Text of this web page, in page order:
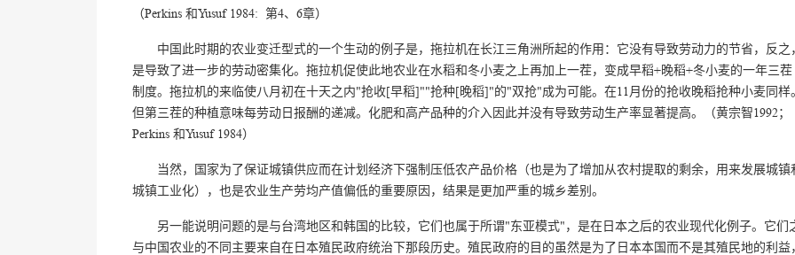
（Perkins 和Yusuf 1984: 第4、6章）
中国此时期的农业变迁型式的一个生动的例子是，拖拉机在长江三角洲所起的作用：它没有导致劳动力的节省，反之，
是导致了进一步的劳动密集化。拖拉机促使此地农业在水稻和冬小麦之上再加上一茬，变成早稻+晚稻+冬小麦的一年三茬
制度。拖拉机的来临使八月初在十天之内"抢收[早稻]""抢种[晚稻]"的"双抢"成为可能。在11月份的抢收晚稻抢种小麦同样。
但第三茬的种植意味每劳动日报酬的递减。化肥和高产品种的介入因此并没有导致劳动生产率显著提高。（黄宗智1992；
Perkins 和Yusuf 1984）
当然，国家为了保证城镇供应而在计划经济下强制压低农产品价格（也是为了增加从农村提取的剩余，用来发展城镇
城镇工业化），也是农业生产劳均产值偏低的重要原因，结果是更加严重的城乡差别。
另一能说明问题的是与台湾地区和韩国的比较，它们也属于所谓"东亚模式"，是在日本之后的农业现代化例子。它们
与中国农业的不同主要来自在日本殖民政府统治下那段历史。殖民政府的目的虽然是为了日本本国而不是其殖民地的利益，